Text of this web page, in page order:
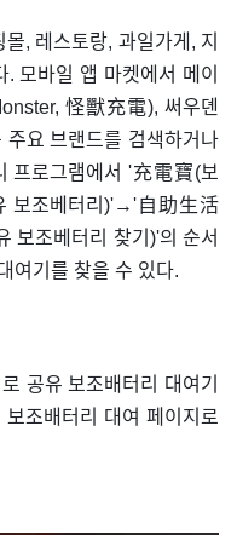
, 레스토랑, 과일가게, 지
모바일 앱 마켓에서 메이
怪獸充電), 써우뎬
요 브랜드를 검색하거나
프로그램에서 '充電寶(보
보조베터리)'→'自助生活
보조베터리 찾기)'의 순서
여기를 찾을 수 있다.
공유 보조배터리 대여기
조배터리 대여 페이지로